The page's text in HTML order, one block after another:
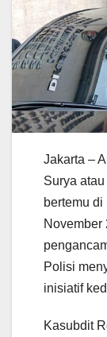
Jakarta –
Surya
bertemu
November
Polisi
inisiatif
Kasubdit